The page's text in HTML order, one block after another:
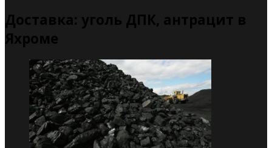
Доставка: уголь ДПК, антрацит в
Яхроме